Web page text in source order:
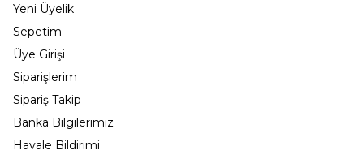
Yeni Üyelik
Sepetim
Üye Girişi
Siparişlerim
Sipariş Takip
Banka Bilgilerimiz
Havale Bildirimi